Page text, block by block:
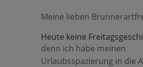
Meine lieben
Heute keine
denn ich habe meinen
Urlaubsspazierung in die